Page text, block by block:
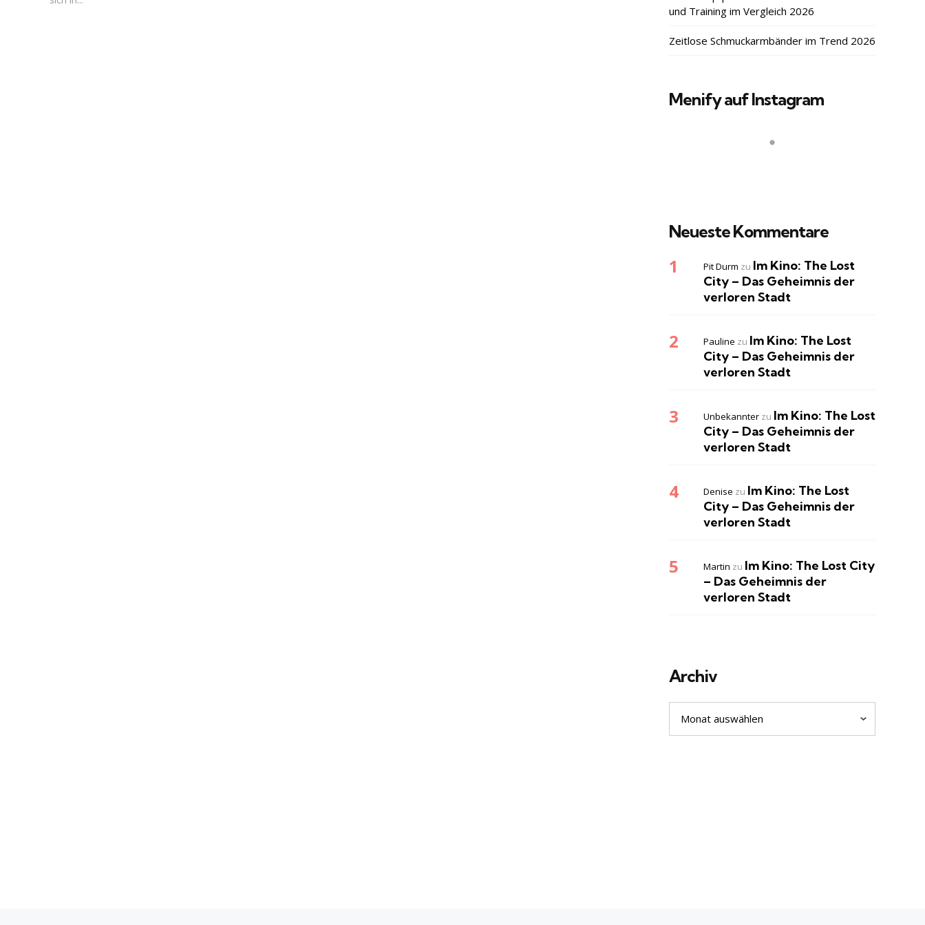
und Training im Vergleich 2026
Zeitlose Schmuckarmbänder im Trend 2026
Menify auf Instagram
Neueste Kommentare
Pit Durm zu Im Kino: The Lost
City – Das Geheimnis der
verloren Stadt
Pauline zu Im Kino: The Lost
City – Das Geheimnis der
verloren Stadt
Unbekannter zu Im Kino: The Lost
City – Das Geheimnis der
verloren Stadt
Denise zu Im Kino: The Lost
City – Das Geheimnis der
verloren Stadt
Martin zu Im Kino: The Lost City
– Das Geheimnis der
verloren Stadt
Archiv